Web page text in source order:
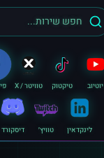
יוטיוב טיקטוק טוויטר / X
לינקדאין טוויץ׳ דיסקורד